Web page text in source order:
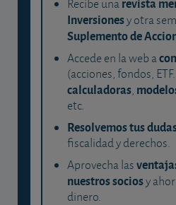
Recibe una
Inversionesy otra
Suplemento de
Accede en la web a
(acciones, fondos,
calculadoras,
etc.
Resolvemos tus
fiscalidad y derechos.
Aprovecha las
nuestros sociosy
dinero.